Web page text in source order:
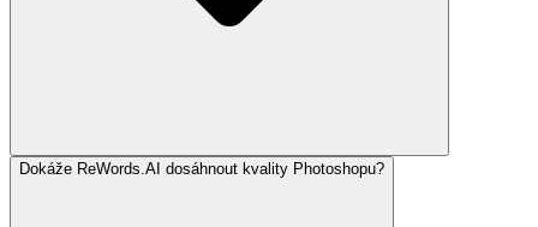
Dokáže ReWords.AI dosáhnout kvality Photoshopu?